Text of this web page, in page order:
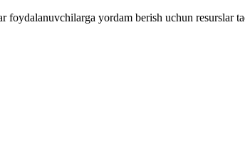
foydalanuvchilarga yordam berish uchun resurslar